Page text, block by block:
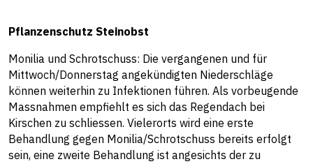
Pflanzenschutz Steinobst
Monilia und Schrotschuss: Die vergangenen und für
Mittwoch/Donnerstag angekündigten Niederschläge
können weiterhin zu Infektionen führen. Als vorbeugende
Massnahmen empfiehlt es sich das Regendach bei
Kirschen zu schliessen. Vielerorts wird eine erste
Behandlung gegen Monilia/Schrotschuss bereits erfolgt
sein, eine zweite Behandlung ist angesichts der zu